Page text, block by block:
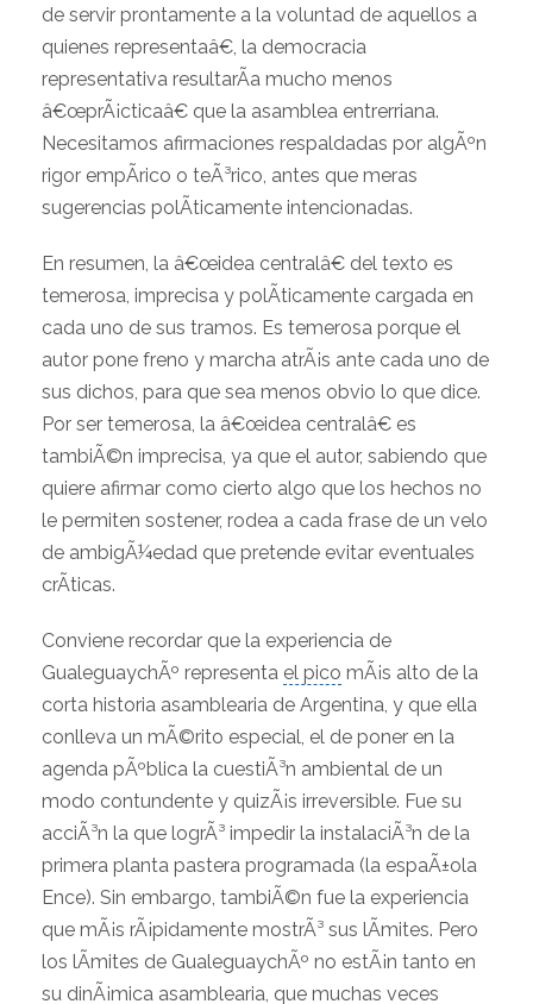
de servir prontamente a la voluntad de aquellos a
quienes representaâ€, la democracia
representativa resultarÃ­a mucho menos
â€œprÃ¡cticaâ€ que la asamblea entrerriana.
Necesitamos afirmaciones respaldadas por algÃºn
rigor empÃ­rico o teÃ³rico, antes que meras
sugerencias polÃ­ticamente intencionadas.
En resumen, la â€œidea centralâ€ del texto es
temerosa, imprecisa y polÃ­ticamente cargada en
cada uno de sus tramos. Es temerosa porque el
autor pone freno y marcha atrÃ¡s ante cada uno de
sus dichos, para que sea menos obvio lo que dice.
Por ser temerosa, la â€œidea centralâ€ es
tambiÃ©n imprecisa, ya que el autor, sabiendo que
quiere afirmar como cierto algo que los hechos no
le permiten sostener, rodea a cada frase de un velo
de ambigÃ¼edad que pretende evitar eventuales
crÃ­ticas.
Conviene recordar que la experiencia de
GualeguaychÃº representa el pico mÃ¡s alto de la
corta historia asamblearia de Argentina, y que ella
conlleva un mÃ©rito especial, el de poner en la
agenda pÃºblica la cuestiÃ³n ambiental de un
modo contundente y quizÃ¡s irreversible. Fue su
acciÃ³n la que logrÃ³ impedir la instalaciÃ³n de la
primera planta pastera programada (la espaÃ±ola
Ence). Sin embargo, tambiÃ©n fue la experiencia
que mÃ¡s rÃ¡pidamente mostrÃ³ sus lÃ­mites. Pero
los lÃ­mites de GualeguaychÃº no estÃ¡n tanto en
su dinÃ¡mica asamblearia, que muchas veces